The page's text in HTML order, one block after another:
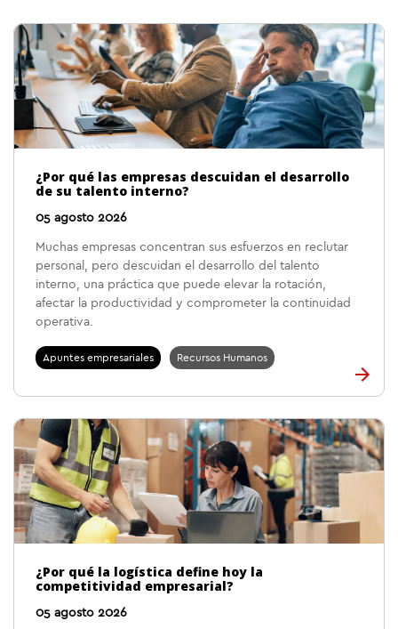
¿Por qué las empresas descuidan el desarrollo
de su talento interno?
05 agosto 2026
Muchas empresas concentran sus esfuerzos en reclutar
personal, pero descuidan el desarrollo del talento
interno, una práctica que puede elevar la rotación,
afectar la productividad y comprometer la continuidad
operativa.
Apuntes empresariales Recursos Humanos
¿Por qué la logística define hoy la
competitividad empresarial?
05 agosto 2026